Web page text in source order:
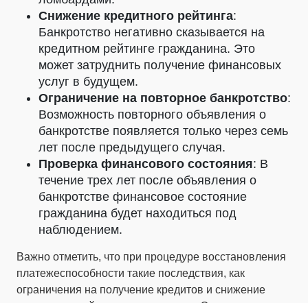
Снижение кредитного рейтинга:
Банкротство негативно сказывается на
кредитном рейтинге гражданина. Это
может затруднить получение финансовых
услуг в будущем.
Ограничение на повторное банкротство:
Возможность повторного объявления о
банкротстве появляется только через семь
лет после предыдущего случая.
Проверка финансового состояния: В
течение трех лет после объявления о
банкротстве финансовое состояние
гражданина будет находиться под
наблюдением.
Важно отметить, что при процедуре восстановления
платежеспособности такие последствия, как
ограничения на получение кредитов и снижение